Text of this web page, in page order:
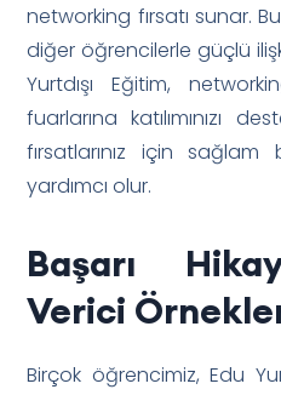
networking fırsatı sunar.
diğer öğrencilerle güçlü
Yurtdışı Eğitim,
fuarlarına katılımınızı
fırsatlarınız için
yardımcı olur.
Başarı
Verici
Birçok öğrencimiz, Edu